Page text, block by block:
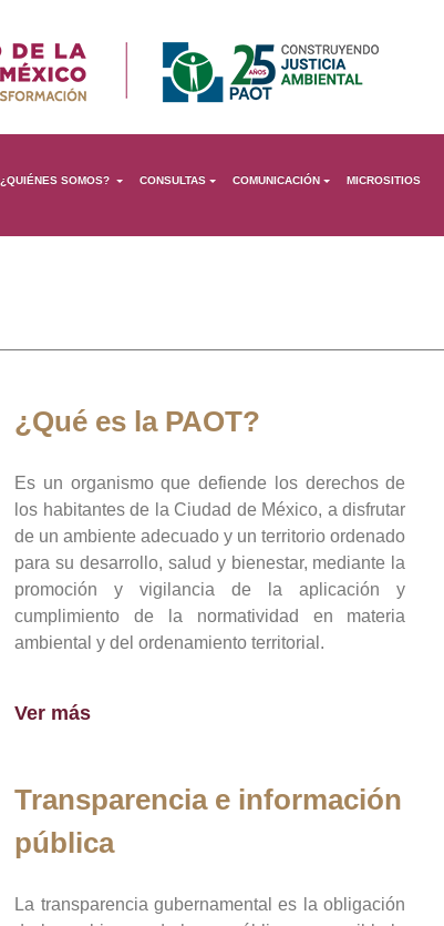
¿QUIÉNES SOMOS? CONSULTAS COMUNICACIÓN MICROSITIOS
¿Qué es la PAOT?
Es un organismo que defiende los derechos de
los habitantes de la Ciudad de México, a disfrutar
de un ambiente adecuado y un territorio ordenado
para su desarrollo, salud y bienestar, mediante la
promoción y vigilancia de la aplicación y
cumplimiento de la normatividad en materia
ambiental y del ordenamiento territorial.
Ver más
Transparencia e información
pública
La transparencia gubernamental es la obligación